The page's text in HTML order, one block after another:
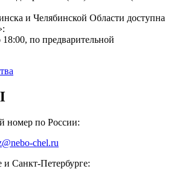
и Челябинской Области доступна
по предварительной
номер по России:
chel.ru
Санкт-Петербурге: